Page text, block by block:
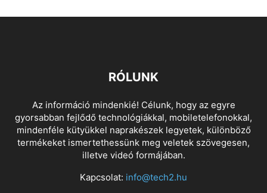
RÓLUNK
Az információ mindenkié! Célunk, hogy az egyre
gyorsabban fejlődő technológiákkal, mobiletelefonokkal,
mindenféle kütyükkel naprakészek legyetek, különböző
termékeket ismertethessünk meg veletek szövegesen,
illetve videó formájában.
Kapcsolat: info@tech2.hu